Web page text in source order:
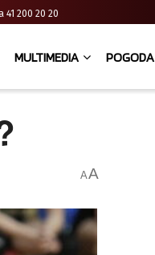
41 200 20 20
MULTIMEDIA POGODA
AA